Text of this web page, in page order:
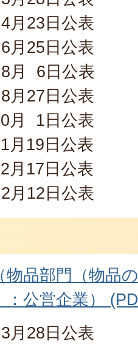
月23日公表
月25日公表
月 6日公表
月27日公表
月 1日公表
月19日公表
月17日公表
月12日公表
物品部門（物品
：公営企業）
月28日公表